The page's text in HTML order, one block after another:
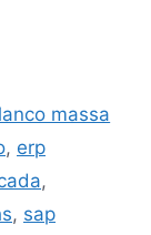
massa
, erp
,
, sap